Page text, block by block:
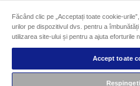
Informaţii despre
Angajamentul Epson
Făcând clic pe „Acceptați toate cookie-
urilor pe dispozitivul dvs. pentru a
utilizarea site-ului și pentru a ajuta eforturile
Accept toate